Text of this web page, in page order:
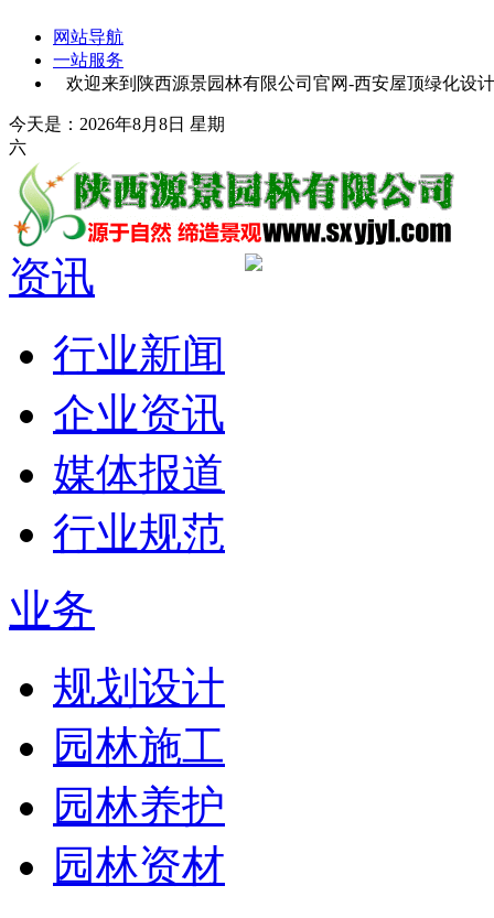
网站导航
一站服务
欢迎来到陕西源景园林有限公司官网-西安屋顶绿化设
今天是：2026年8月8日 星期
六
资讯
行业新闻
企业资讯
媒体报道
行业规范
业务
规划设计
园林施工
园林养护
园林资材